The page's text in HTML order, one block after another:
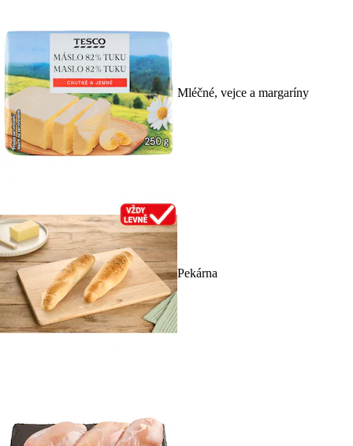
Mléčné, vejce a margaríny
Pekárna